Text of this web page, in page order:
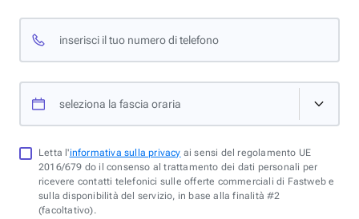
inserisci il tuo numero di telefono
seleziona la fascia oraria
Letta l'informativa sulla privacy ai sensi del regolamento UE
2016/679 do il consenso al trattamento dei dati personali per
ricevere contatti telefonici sulle offerte commerciali di Fastweb e
sulla disponibilità del servizio, in base alla finalità #2
(facoltativo).